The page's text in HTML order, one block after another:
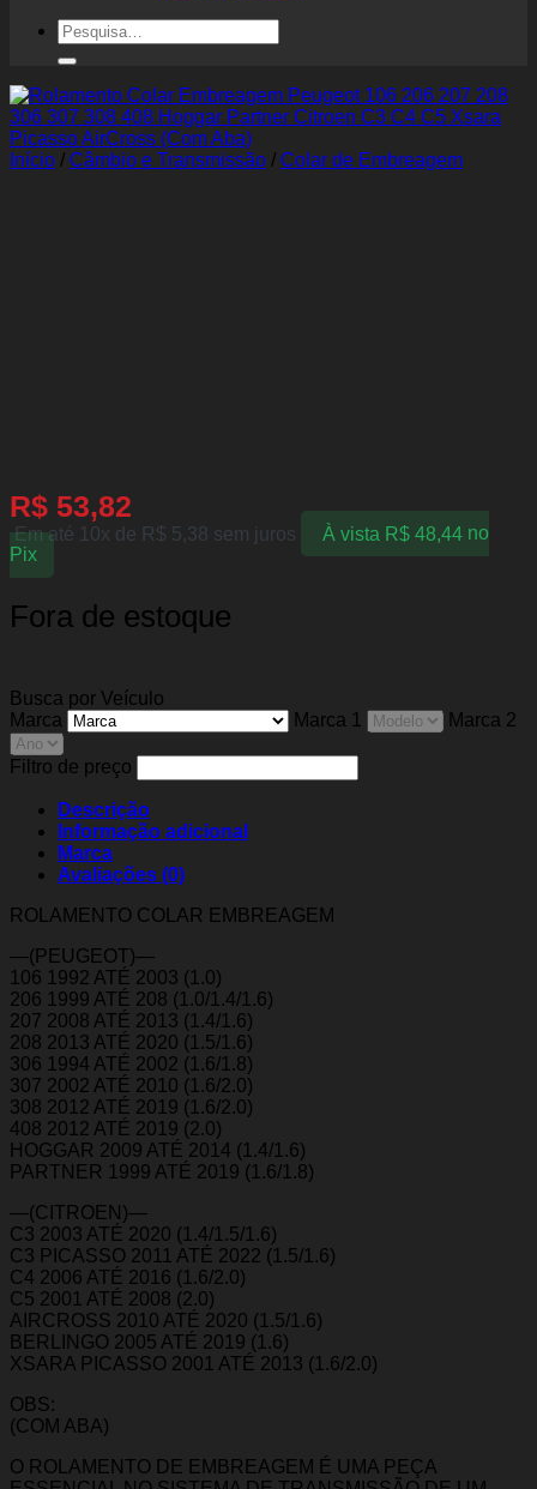
Pesquisar
por:
Início / Câmbio e Transmissão / Colar de Embreagem
R$ 53,82
Em até 10x de R$ 5,38 sem juros À vista R$48,44 no
Pix
Fora de estoque
Busca por Veículo
Marca
Marca 1 Marca 2
Filtro de preço
Descrição
Informação adicional
Marca
Avaliações (0)
ROLAMENTO COLAR EMBREAGEM
—(PEUGEOT)—
106 1992 ATÉ 2003 (1.0)
206 1999 ATÉ 208 (1.0/1.4/1.6)
207 2008 ATÉ 2013 (1.4/1.6)
208 2013 ATÉ 2020 (1.5/1.6)
306 1994 ATÉ 2002 (1.6/1.8)
307 2002 ATÉ 2010 (1.6/2.0)
308 2012 ATÉ 2019 (1.6/2.0)
408 2012 ATÉ 2019 (2.0)
HOGGAR 2009 ATÉ 2014 (1.4/1.6)
PARTNER 1999 ATÉ 2019 (1.6/1.8)
—(CITROEN)—
C3 2003 ATÉ 2020 (1.4/1.5/1.6)
C3 PICASSO 2011 ATÉ 2022 (1.5/1.6)
C4 2006 ATÉ 2016 (1.6/2.0)
C5 2001 ATÉ 2008 (2.0)
AIRCROSS 2010 ATÉ 2020 (1.5/1.6)
BERLINGO 2005 ATÉ 2019 (1.6)
XSARA PICASSO 2001 ATÉ 2013 (1.6/2.0)
OBS:
(COM ABA)
O ROLAMENTO DE EMBREAGEM É UMA PEÇA